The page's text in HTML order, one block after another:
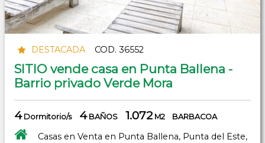
DESTACADA COD. 36552
SITIO vende casa en Punta Ballena -
Barrio privado Verde Mora
4Dormitorio/s 4BAÑOS 1.072M2 BARBACOA
Casas en Venta en Punta Ballena, Punta del Este,